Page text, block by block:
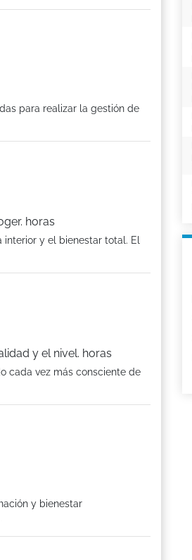
para realizar la gestión de
horas
y el bienestar total. El
y el nivel. horas
cada vez más consciente de
y bienestar